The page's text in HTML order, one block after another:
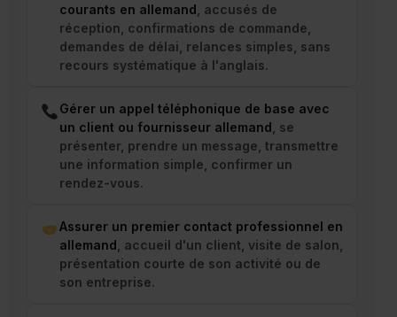
courants en allemand , accusés de
réception, confirmations de commande,
demandes de délai, relances simples, sans
recours systématique à l'anglais.
Gérer un appel téléphonique de base avec
un client ou fournisseur allemand , se
présenter, prendre un message, transmettre
une information simple, confirmer un
rendez-vous.
Assurer un premier contact professionnel en
allemand , accueil d'un client, visite de salon,
présentation courte de son activité ou de
son entreprise.